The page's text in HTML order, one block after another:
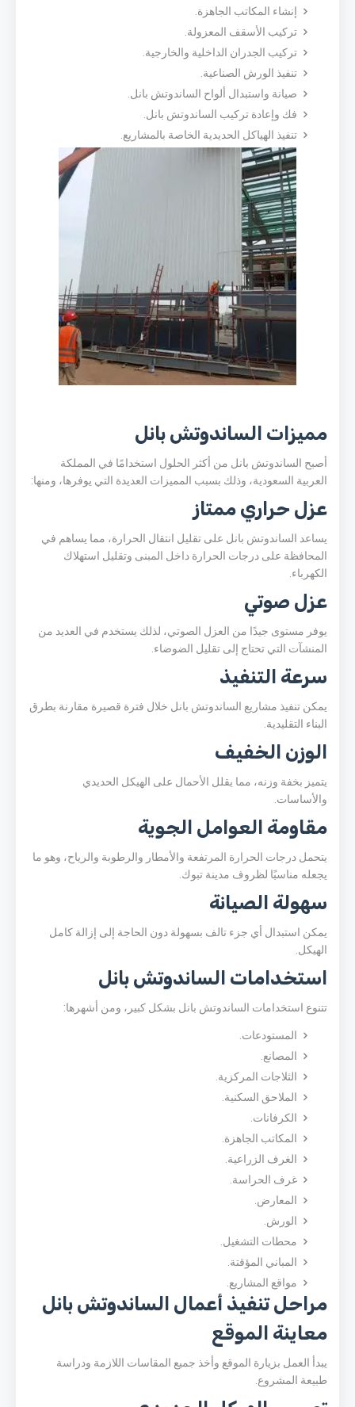
إنشاء المكاتب الجاهزة.
تركيب الأسقف المعزولة.
تركيب الجدران الداخلية والخارجية.
تنفيذ الورش الصناعية.
صيانة واستبدال ألواح الساندوتش بانل.
فك وإعادة تركيب الساندوتش بانل.
تنفيذ الهياكل الحديدية الخاصة بالمشاريع.
مميزات الساندوتش بانل
أصبح الساندوتش بانل من أكثر الحلول استخدامًا في المملكة
العربية السعودية، وذلك بسبب المميزات العديدة التي يوفرها، ومنها:
عزل حراري ممتاز
يساعد الساندوتش بانل على تقليل انتقال الحرارة، مما يساهم في
المحافظة على درجات الحرارة داخل المبنى وتقليل استهلاك
الكهرباء.
عزل صوتي
يوفر مستوى جيدًا من العزل الصوتي، لذلك يستخدم في العديد من
المنشآت التي تحتاج إلى تقليل الضوضاء.
سرعة التنفيذ
يمكن تنفيذ مشاريع الساندوتش بانل خلال فترة قصيرة مقارنة بطرق
البناء التقليدية.
الوزن الخفيف
يتميز بخفة وزنه، مما يقلل الأحمال على الهيكل الحديدي
والأساسات.
مقاومة العوامل الجوية
يتحمل درجات الحرارة المرتفعة والأمطار والرطوبة والرياح، وهو ما
يجعله مناسبًا لظروف مدينة تبوك.
سهولة الصيانة
يمكن استبدال أي جزء تالف بسهولة دون الحاجة إلى إزالة كامل
الهيكل.
استخدامات الساندوتش بانل
تتنوع استخدامات الساندوتش بانل بشكل كبير، ومن أشهرها:
المستودعات.
المصانع.
الثلاجات المركزية.
الملاحق السكنية.
الكرفانات.
المكاتب الجاهزة.
الغرف الزراعية.
غرف الحراسة.
المعارض.
الورش.
محطات التشغيل.
المباني المؤقتة.
مواقع المشاريع.
مراحل تنفيذ أعمال الساندوتش بانل
معاينة الموقع
يبدأ العمل بزيارة الموقع وأخذ جميع المقاسات اللازمة ودراسة
طبيعة المشروع.